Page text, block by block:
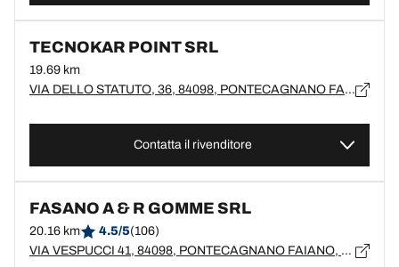
TECNOKAR POINT SRL
19.69 km
VIA DELLO STATUTO, 36, 84098, PONTECAGNANO FAIANO
Contatta il rivenditore
FASANO A & R GOMME SRL
20.16 km 4.5/5(106)
VIA VESPUCCI 41, 84098, PONTECAGNANO FAIANO, SA